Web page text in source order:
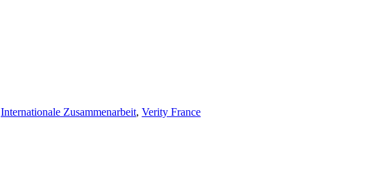
Internationale Zusammenarbeit, Verity France